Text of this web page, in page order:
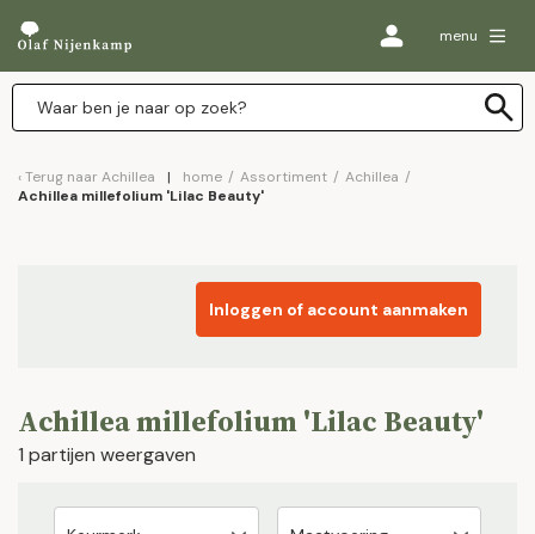
menu
Terug naar Achillea home / Assortiment / Achillea /
Achillea millefolium 'Lilac Beauty'
Inloggen of account aanmaken
Achillea millefolium 'Lilac Beauty'
1 partijen weergaven